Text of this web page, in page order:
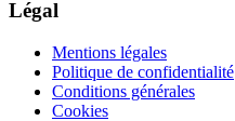
Légal
Mentions légales
Politique de confidentialité
Conditions générales
Cookies